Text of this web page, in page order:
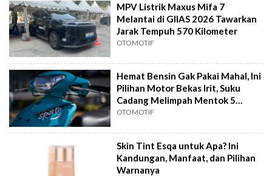
MPV Listrik Maxus Mifa 7
Melantai di GIIAS 2026 Tawarkan
Jarak Tempuh 570 Kilometer
OTOMOTIF
Hemat Bensin Gak Pakai Mahal, Ini
Pilihan Motor Bekas Irit, Suku
Cadang Melimpah Mentok 5
Jutaan
OTOMOTIF
Skin Tint Esqa untuk Apa? Ini
Kandungan, Manfaat, dan Pilihan
Warnanya